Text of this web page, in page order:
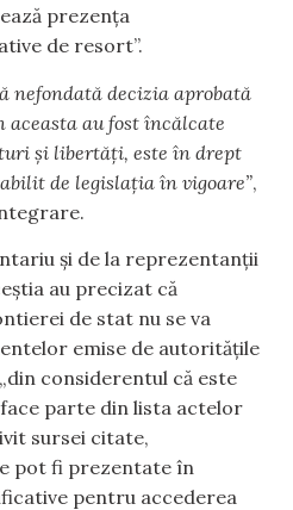
prezența
de resort”.
nefondată decizia aprobată
au fost încălcate
și libertăți, este în drept
de legislația în vigoare”,
și de la reprezentanții
au precizat că
de stat nu se va
emise de autoritățile
considerentul că este
parte din lista actelor
sursei citate,
pot fi prezentate în
pentru accederea